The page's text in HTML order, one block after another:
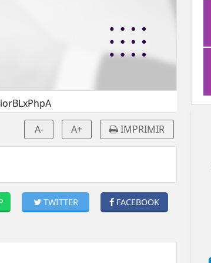
A-
A+ IMPRIMIR
FACEBOOK
TWITTER